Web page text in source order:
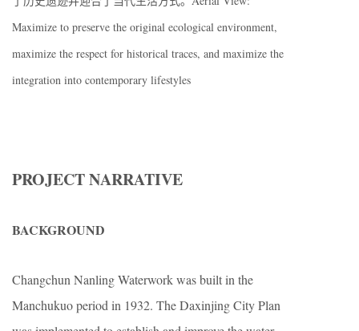
Maximize to preserve the original ecological environment,
maximize the respect for historical traces, and maximize the
integration into contemporary lifestyles
PROJECT NARRATIVE
BACKGROUND
Changchun Nanling Waterwork was built in the
Manchukuo period in 1932. The Daxinjing City Plan